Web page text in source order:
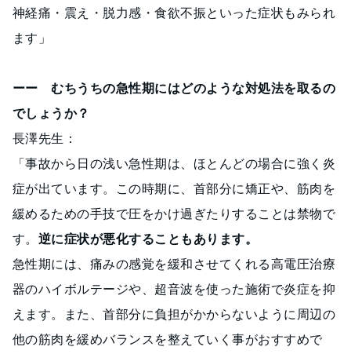
神経痛・震え・脱力感・食欲不振といった症状もみられ
ます」
ーー むちうちの急性期にはどのような対処法を取るの
でしょうか？
長澤先生：
「事故から日の浅い急性期は、ほとんどの場合に強く炎
症が出ています。この時期に、首部分に矯正や、筋肉を
緩めるための手技で圧をかけ過ぎたりすることは禁物で
す。 逆に症状が悪化することもあります。
急性期には、痛みの感覚を緩和させてくれる高電圧治療
器のハイボルテージや、超音波を使った施術で炎症を抑
えます。また、首部分に負担がかからないように周辺の
他の筋肉を緩めバランスを整えていく事がおすすめで